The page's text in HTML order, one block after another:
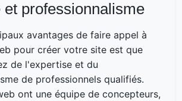
et professionnalisme
avantages de faire appel à
pour créer votre site est que
de l'expertise et du
de professionnels qualifiés.
ont une équipe de concepteurs,